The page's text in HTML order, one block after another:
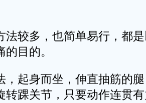
较多，也简单易行，都是
目的。
身而坐，伸直抽筋的腿
转踝关节，只要动作连贯